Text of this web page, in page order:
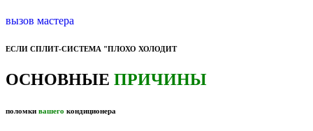
вызов мастера
ЕСЛИ СПЛИТ-СИСТЕМА "ПЛОХО ХОЛОДИТ
ОСНОВНЫЕ ПРИЧИНЫ
поломки вашего кондиционера